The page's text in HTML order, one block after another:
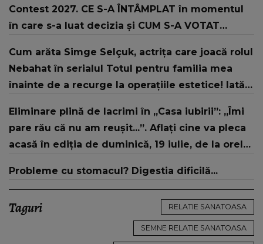
Contest 2027. CE S-A ÎNTÂMPLAT în momentul
în care s-a luat decizia și CUM S-A VOTAT
strategic de..."
Cum arăta Simge Selçuk, actrița care joacă rolul
Nebahat în serialul Totul pentru familia mea
înainte de a recurge la operațiile estetice! Iată
„Tinerețe rebelă”
Eliminare plină de lacrimi în „Casa iubirii”: „Îmi
pare rău că nu am reușit...”. Aflați cine va pleca
acasă în ediția de duminică, 19 iulie, de la orele
Probleme cu stomacul? Digestia dificilă...
Taguri RELATIE SANATOASA
SEMNE RELATIE SANATOASA